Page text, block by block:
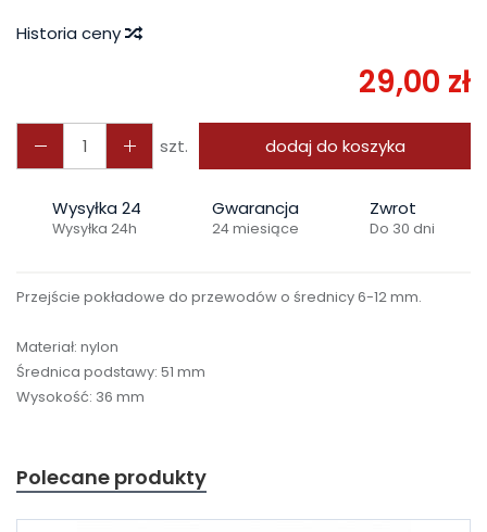
Historia ceny
29,00 zł
szt. dodaj do koszyka
Wysyłka 24
Wysyłka 24h
Gwarancja
24 miesiące
Zwrot
Do 30 dni
Przejście pokładowe do przewodów o średnicy 6-12 mm.
Materiał: nylon
Średnica podstawy: 51 mm
Wysokość: 36 mm
Polecane produkty